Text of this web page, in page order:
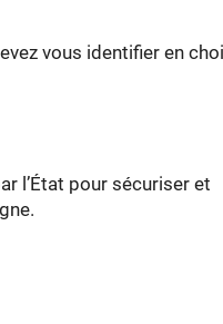
vous identifier en
l’État pour sécuriser et